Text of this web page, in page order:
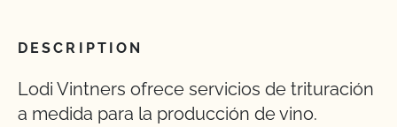
DESCRIPTION
Lodi Vintners ofrece servicios de trituración
a medida para la producción de vino.